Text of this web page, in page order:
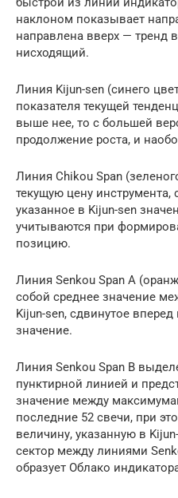
наклоном показывает
направлена вверх — тренд
нисходящий.
Линия Kijun-sen (синего
показателя текущей
выше нее, то с большей
продолжение роста, и
Линия Chikou Span
текущую цену инструмента,
указанное в Kijun-sen
учитываются при
позицию.
Линия Senkou Span A
собой среднее значение
Kijun-sen, сдвинутое
значение.
Линия Senkou Span B
пунктирной линией и
значение между
последние 52 свечи, при
величину, указанную в
сектор между линиями
образует Облако